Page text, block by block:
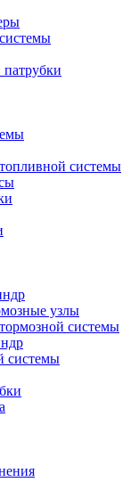
системы
узлы
системы
системы